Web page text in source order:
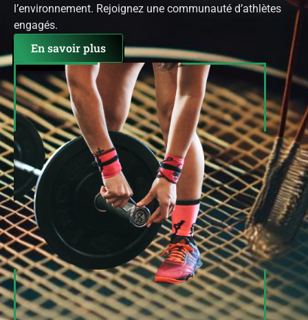
l’environnement. Rejoignez une communauté d’athlètes
engagés.
En savoir plus